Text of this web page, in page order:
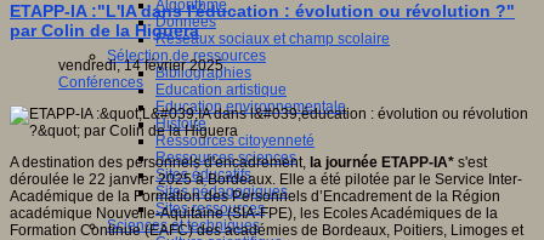
Algorithme
Données
Réseaux sociaux et champ scolaire
Sélection de ressources
Bibliographies
Education artistique
Education environnementale
Histoire
Ressources citoyenneté
Ressources sciences
Sites éducatifs
Sites pédagogiques
Sites ressources
Sciences et techniques
ETAPP-IA :"L'IA dans l'éducation : évolution ou révolution ?"
par Colin de la Higuera
vendredi, 14 février 2025
Conférences
A destination des personnels d'encadrement, la journée ETAPP-IA* s'est
déroulée le 22 janvier 2025 à Bordeaux. Elle a été pilotée par le Service Inter-
Académique de la Formation des Personnels d’Encadrement de la Région
académique Nouvelle-Aquitaine (SIA-FPE), les Ecoles Académiques de la
Formation Continue (EAFC) des académies de Bordeaux, Poitiers, Limoges et